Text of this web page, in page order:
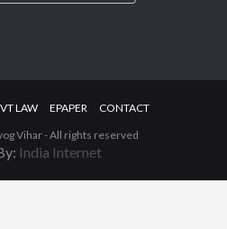
LAW EPAPER
CONTACT
Vihar - All rights reserved
India Internet